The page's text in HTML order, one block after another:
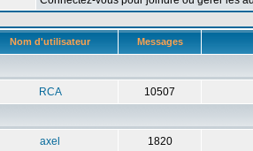
Nom d'utilisateur Messages
RCA
10507
axel
1820